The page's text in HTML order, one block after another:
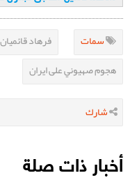
سمات فرهاد قائميان
هجوم صهيوني على ايران
شارك
أخبار ذات صلة